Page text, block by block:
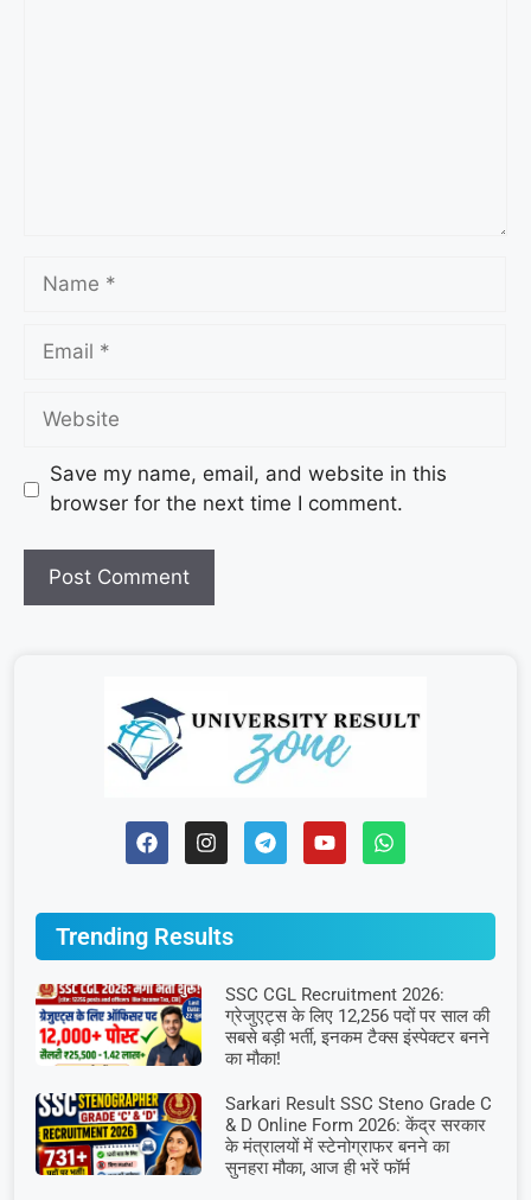
Save my name, email, and website in this
browser for the next time I comment.
Trending Results
SSC CGL Recruitment 2026:
ग्रेजुएट्स के लिए 12,256 पदों पर साल की
सबसे बड़ी भर्ती, इनकम टैक्स इंस्पेक्टर बनने
का मौका!
Sarkari Result SSC Steno Grade C
& D Online Form 2026: केंद्र सरकार
के मंत्रालयों में स्टेनोग्राफर बनने का
सुनहरा मौका, आज ही भरें फॉर्म